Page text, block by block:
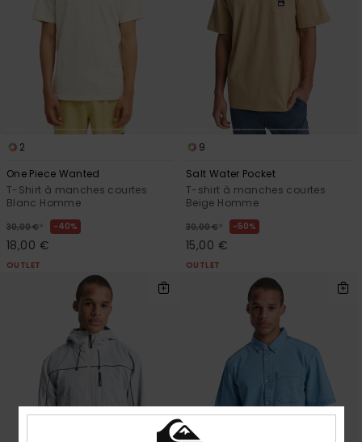
2
One Piece Wanted
T-Shirt à manches courtes
Blanc Homme
30,00 € * 40%
18,00 €
OUTLET
9
Salt Water Pocket
T-shirt à manches courtes
Beige Homme
30,00 € * 50%
15,00 €
OUTLET